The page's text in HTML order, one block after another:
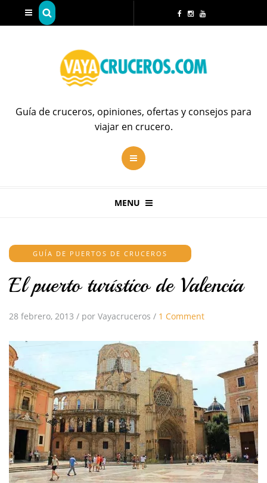
Guía de cruceros, opiniones, ofertas y consejos para
viajar en crucero.
MENU
GUÍA DE PUERTOS DE CRUCEROS
El puerto turístico de Valencia
28 febrero, 2013 / por Vayacruceros / 1 Comment